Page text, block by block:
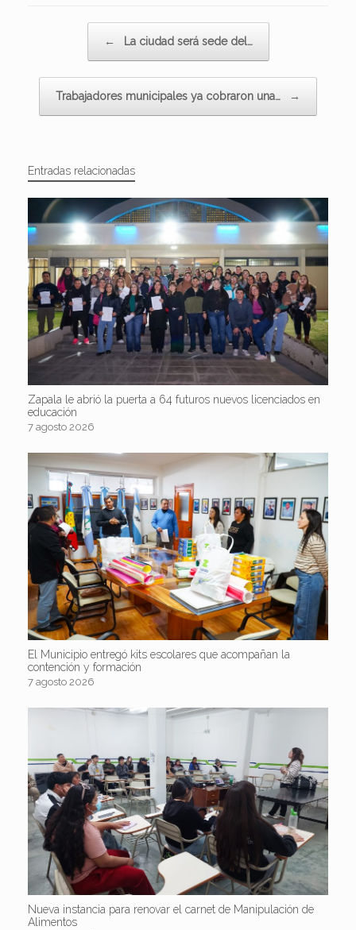
← La ciudad será sede del…
Trabajadores municipales ya cobraron una… →
Entradas relacionadas
Zapala le abrió la puerta a 64 futuros nuevos licenciados en
educación
7 agosto 2026
El Municipio entregó kits escolares que acompañan la
contención y formación
7 agosto 2026
Nueva instancia para renovar el carnet de Manipulación de
Alimentos